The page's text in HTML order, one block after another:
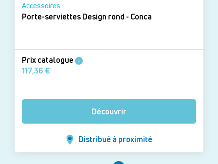
Accessoires
Porte-serviettes Design rond - Conca
Prix catalogue i
117,36 €
Découvrir
Distribué à proximité